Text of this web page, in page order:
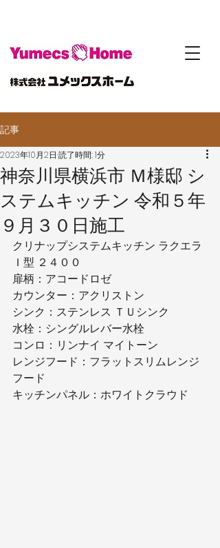
記事
神奈川県横浜市 Ｍ様邸 シ
ステムキッチン 令和５年
９月３０日施工
2023年10月2日 読了時間: 1分
クリナップシステムキッチン ラクエラ
Ｉ型 ２４００
扉柄：アコードロゼ
カウンター：アクリストン
シンク：ステンレス ＴＵシンク
水栓：シングルレバー水栓
コンロ：リンナイ マイトーン
レンジフード：フラットスリムレンジ
フード
キッチンパネル：ホワイトクラウド